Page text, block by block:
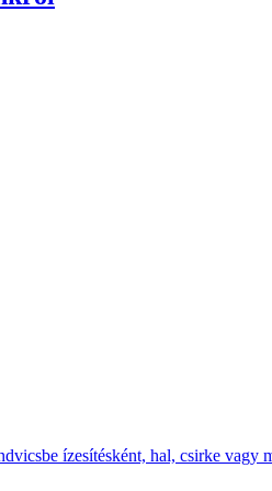
ízesítésként, hal, csirke